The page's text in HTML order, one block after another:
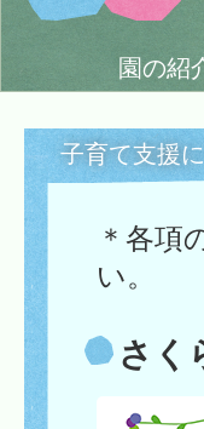
園の紹
子育て支援
＊各項
い。
さく